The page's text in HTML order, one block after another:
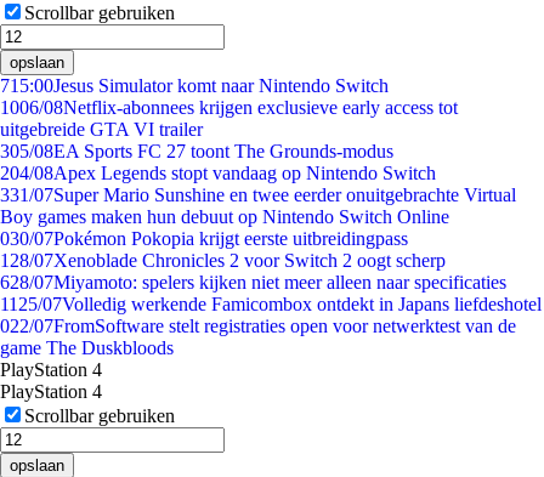
Scrollbar gebruiken
opslaan
715:00Jesus Simulator komt naar Nintendo Switch
1006/08Netflix-abonnees krijgen exclusieve early access tot
uitgebreide GTA VI trailer
305/08EA Sports FC 27 toont The Grounds-modus
204/08Apex Legends stopt vandaag op Nintendo Switch
331/07Super Mario Sunshine en twee eerder onuitgebrachte Virtual
Boy games maken hun debuut op Nintendo Switch Online
030/07Pokémon Pokopia krijgt eerste uitbreidingpass
1 28/07Xenoblade Chronicles 2 voor Switch 2 oogt scherp
628/07Miyamoto: spelers kijken niet meer alleen naar specificaties
11 25/07Volledig werkende Famicombox ontdekt in Japans liefdeshotel
022/07FromSoftware stelt registraties open voor netwerktest van de
game The Duskbloods
PlayStation 4
PlayStation 4
Scrollbar gebruiken
opslaan